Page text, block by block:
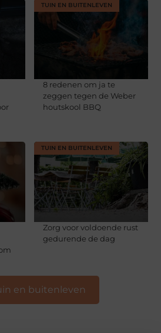
TUIN EN BUITENLEVEN
8 redenen om ja te
zeggen tegen de Weber
houtskool BBQ
TUIN EN BUITENLEVEN
Zorg voor voldoende rust
gedurende de dag
en buitenleven